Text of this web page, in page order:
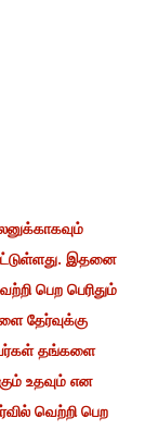
இதனை
பெற பெரிதும்
தேர்வுக்கு
தங்களை
உதவும் என
வெற்றி பெற